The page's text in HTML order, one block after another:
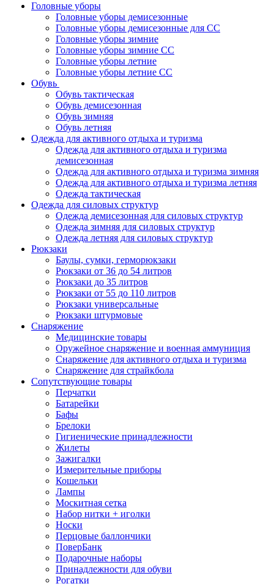
Головные уборы
Головные уборы демисезонные
Головные уборы демисезонные для СС
Головные уборы зимние
Головные уборы зимние СС
Головные уборы летние
Головные уборы летние СС
Обувь
Обувь тактическая
Обувь демисезонная
Обувь зимняя
Обувь летняя
Одежда для активного отдыха и туризма
Одежда для активного отдыха и туризма
демисезонная
Одежда для активного отдыха и туризма зимняя
Одежда для активного отдыха и туризма летняя
Одежда тактическая
Одежда для силовых структур
Одежда демисезонная для силовых структур
Одежда зимняя для силовых структур
Одежда летняя для силовых структур
Рюкзаки
Баулы, сумки, герморюкзаки
Рюкзаки от 36 до 54 литров
Рюкзаки до 35 литров
Рюкзаки от 55 до 110 литров
Рюкзаки универсальные
Рюкзаки штурмовые
Снаряжение
Медицинские товары
Оружейное снаряжение и военная аммуниция
Снаряжение для активного отдыха и туризма
Снаряжение для страйкбола
Сопутствующие товары
Перчатки
Батарейки
Бафы
Брелоки
Гигиенические принадлежности
Жилеты
Зажигалки
Измерительные приборы
Кошельки
Лампы
Москитная сетка
Набор нитки + иголки
Носки
Перцовые баллончики
ПоверБанк
Подарочные наборы
Принадлежности для обуви
Рогатки